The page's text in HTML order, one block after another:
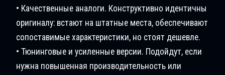
• Качественные аналоги. Конструктивно идентичны
оригиналу: встают на штатные места, обеспечивают
сопоставимые характеристики, но стоят дешевле.
• Тюнинговые и усиленные версии. Подойдут, если
нужна повышенная производительность или